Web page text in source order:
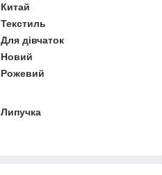
Китай
Текстиль
Для дівчаток
Новий
Рожевий
Липучка